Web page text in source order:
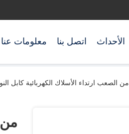
معلومات عنا اتصل بنا الأحداث
من الصعب ارتداء الأسلاك الكهربائية كابل النوى التوأم 4
من